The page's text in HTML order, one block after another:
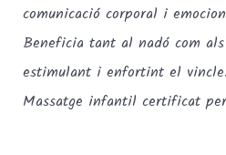
comunicació corporal i
Beneficia tant al nadó com
estimulant i enfortint el vincle.
Massatge infantil certificat